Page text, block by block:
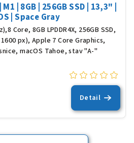
| 8GB | 256GB SSD | 13,3" |
| Space Gray
Core, 8GB LPDDR4X, 256GB SSD,
px), Apple 7 Core Graphics,
macOS Tahoe, stav "A-"
Detail